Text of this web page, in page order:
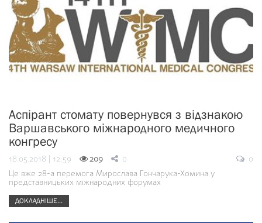
Аспірант стомату повернувся з відзнакою
Варшавського міжнародного медичного
конгресу
18.05.2018 | 12:59 209 0
0
Це вже 28-а перемога Мирослава Гончарука-Хомина у
представницьких міжнародних форумах
ДОКЛАДНІШЕ...